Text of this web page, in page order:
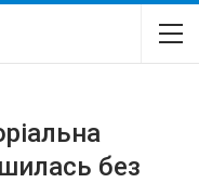
без